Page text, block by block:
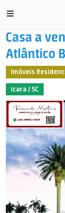
Casa a
Atlântico
Imóveis
icara / SC